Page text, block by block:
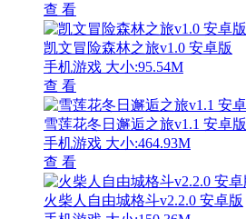
查 看
凯文冒险森林之旅v1.0 安卓版
手机游戏 大小:95.54M
查 看
雪莲花冬日邂逅之旅v1.1 安卓版
手机游戏 大小:464.93M
查 看
火柴人自由城格斗v2.2.0 安卓版